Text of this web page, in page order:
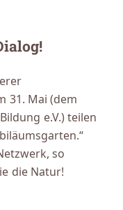
31. Mai (dem
e.V.) teilen
so
die Natur!